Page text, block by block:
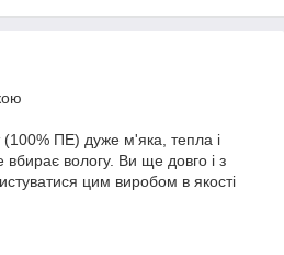
ПЕ) дуже м'яка, тепла і
вбирає вологу. Ви ще довго і з
цим виробом в якості